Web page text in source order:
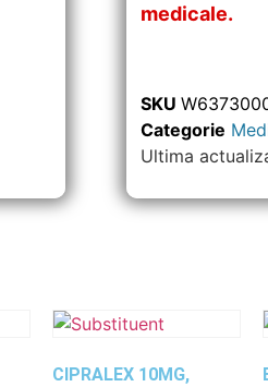
medicale.
SKU
Categorie
Ultima
CIPRALEX 10MG,